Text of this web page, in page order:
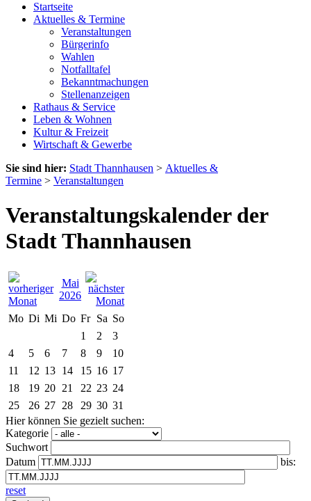
Startseite
Aktuelles & Termine
Veranstaltungen
Bürgerinfo
Wahlen
Notfalltafel
Bekanntmachungen
Stellenanzeigen
Rathaus & Service
Leben & Wohnen
Kultur & Freizeit
Wirtschaft & Gewerbe
Sie sind hier: Stadt Thannhausen > Aktuelles &
Termine > Veranstaltungen
Veranstaltungskalender der
Stadt Thannhausen
Mai
2026
Mo Di Mi Do Fr Sa So
1
2
3
4
5 6 7 8 9
10
11
12 13 14 15 16 17
18
19 20 21 22 23 24
25
26 27 28 29 30 31
Hier können Sie gezielt suchen:
Kategorie
Suchwort
Datum
bis:
reset